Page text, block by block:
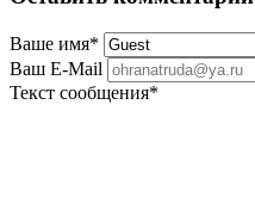
Ваше имя*
Ваш E-Mail
Текст сообщения*